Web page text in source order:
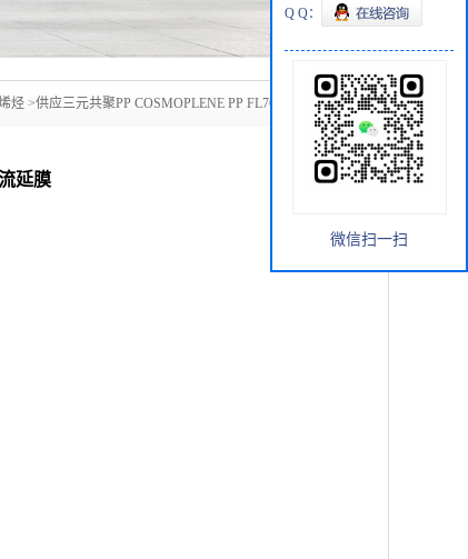
烃 >供应三元共聚PP COSMOPLENE PP FL7642 低温
延膜
Q Q：
微信扫一扫